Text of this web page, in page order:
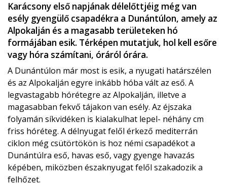
Karácsony első napjának délelőttjéig még van
esély gyengülő csapadékra a Dunántúlon, amely az
Alpokalján és a magasabb területeken hó
formájában esik. Térképen mutatjuk, hol kell esőre
vagy hóra számítani, óráról órára.
A Dunántúlon már most is esik, a nyugati határszélen
és az Alpokalján egyre inkább hóba vált az eső. A
legvastagabb hórétegre az Alpokalján, illetve a
magasabban fekvő tájakon van esély. Az éjszaka
folyamán síkvidéken is kialakulhat lepel- néhány cm
friss hóréteg. A délnyugat felől érkező mediterrán
ciklon még csütörtökön is hoz némi csapadékot a
Dunántúlra eső, havas eső, vagy gyenge havazás
képében, miközben északnyugat felől szakadozik a
felhőzet.